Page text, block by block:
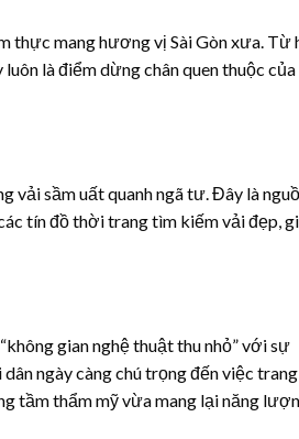
thực mang hương vị Sài Gòn xưa. Từ
là điểm dừng chân quen thuộc của
vải sầm uất quanh ngã tư. Đây là
tín đồ thời trang tìm kiếm vải đẹp,
gian nghệ thuật thu nhỏ” với sự
dân ngày càng chú trọng đến việc
tầm thẩm mỹ vừa mang lại năng